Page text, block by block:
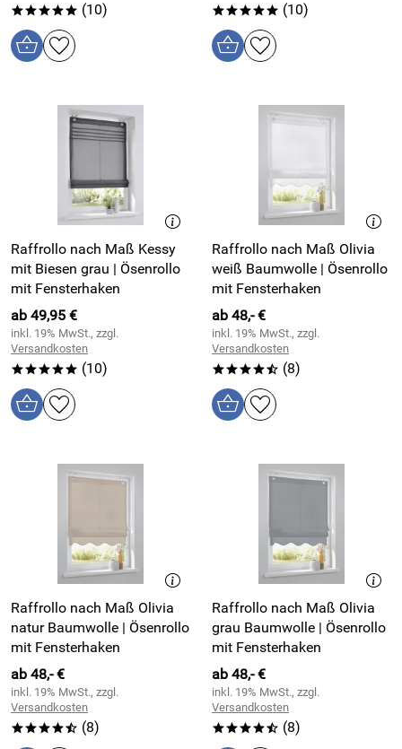
***** (10) ***** (10)
Raffrollo nach Maß Kessy
mit Biesen grau | Ösenrollo
mit Fensterhaken
ab 49,95 €
inkl. 19% MwSt., zzgl.
Versandkosten
***** (10)
Raffrollo nach Maß Olivia
weiß Baumwolle | Ösenrollo
mit Fensterhaken
ab 48,- €
inkl. 19% MwSt., zzgl.
Versandkosten
****/ (8)
Raffrollo nach Maß Olivia
natur Baumwolle | Ösenrollo
mit Fensterhaken
ab 48,- €
inkl. 19% MwSt., zzgl.
Versandkosten
****/ (8)
Raffrollo nach Maß Olivia
grau Baumwolle | Ösenrollo
mit Fensterhaken
ab 48,- €
inkl. 19% MwSt., zzgl.
Versandkosten
****/ (8)